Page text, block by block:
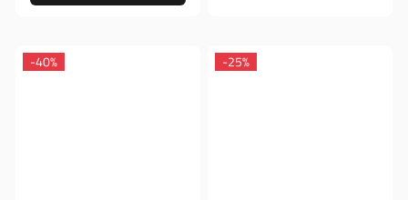
-40% -25%